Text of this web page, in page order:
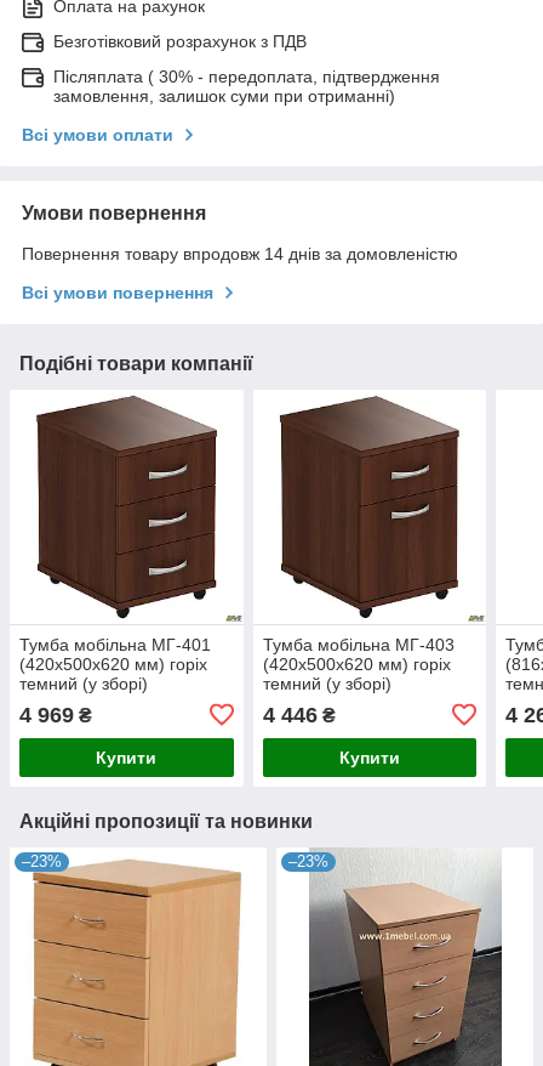
Оплата на рахунок
Безготівковий розрахунок з ПДВ
Післяплата ( 30% - передоплата, підтвердження
замовлення, залишок суми при отриманні)
Всі умови оплати
Умови повернення
Повернення товару впродовж 14 днів за домовленістю
Всі умови повернення
Подібні товари компанії
Тумба мобільна МГ-401
(420х500х620 мм) горіх
темний (у зборі)
4 969 ₴
Купити
Тумба мобільна МГ-403
(420х500х620 мм) горіх
темний (у зборі)
4 446₴
Купити
4
Акційні пропозиції та новинки
–23% –23%